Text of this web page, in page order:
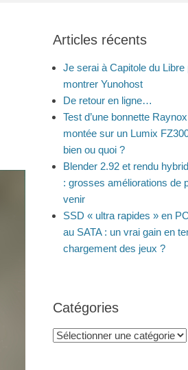
Articles récents
Je serai à Capitole du Libre
montrer Yunohost
De retour en ligne…
Test d’une bonnette
montée sur un Lumix
bien ou quoi ?
Blender 2.92 et rendu
: grosses améliorations de
venir
SSD « ultra rapides » en
au SATA : un vrai gain en
chargement des jeux ?
Catégories
Catégories